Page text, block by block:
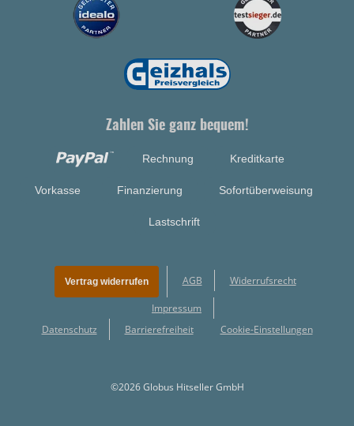
Zahlen Sie ganz bequem!
Rechnung Kreditkarte
Vorkasse Finanzierung Sofortüberweisung
Lastschrift
©2026 Globus Hitseller GmbH
Vertrag widerrufen AGB Widerrufsrecht
Impressum
Datenschutz
Barrierefreiheit Cookie-Einstellungen